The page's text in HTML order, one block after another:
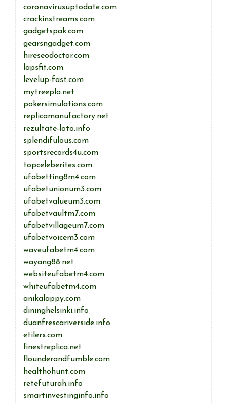
coronavirusuptodate.com
crackinstreams.com
gadgetspak.com
gearsngadget.com
hireseodoctor.com
lapsfit.com
levelup-fast.com
mytreepla.net
pokersimulations.com
replicamanufactory.net
rezultate-loto.info
splendifulous.com
sportsrecords4u.com
topceleberites.com
ufabetting8m4.com
ufabetunionum3.com
ufabetvalueum3.com
ufabetvaultm7.com
ufabetvillageum7.com
ufabetvoicem3.com
waveufabetm4.com
wayang88.net
websiteufabetm4.com
whiteufabetm4.com
anikalappy.com
dininghelsinki.info
duanfrescariverside.info
etilerx.com
finestreplica.net
flounderandfumble.com
healthohunt.com
retefuturah.info
smartinvestinginfo.info